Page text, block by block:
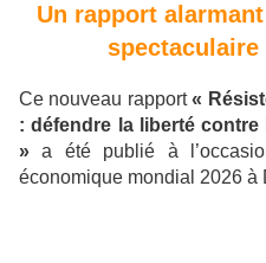
Un rapport
Ce nouveau rapport«
: défendre la liberté
» a été publié à
économique mondial 2026 à